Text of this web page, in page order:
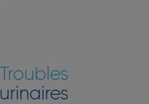
Troubles
urinaires